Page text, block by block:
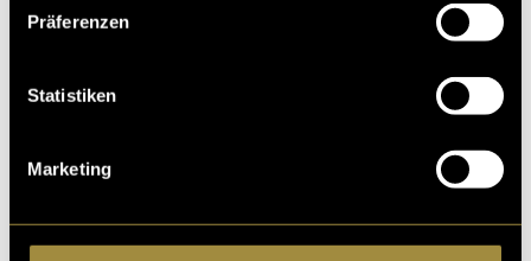
Präferenzen
Statistiken
Marketing
Kritik